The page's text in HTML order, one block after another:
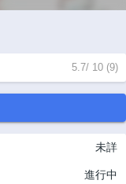
5.7/ 10 (9)
未詳
進行中